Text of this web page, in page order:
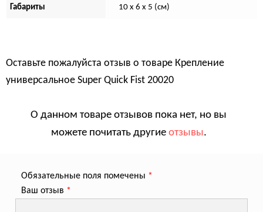
Габариты 10 x 6 x 5 (см)
Оставьте пожалуйста отзыв о товаре Крепление
универсальное Super Quick Fist 20020
О данном товаре отзывов пока нет, но вы
можете почитать другие отзывы.
Обязательные поля помечены *
Ваш отзыв *